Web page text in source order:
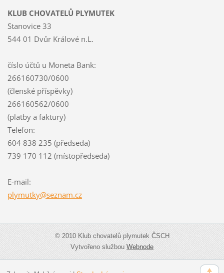
KLUB CHOVATELŮ PLYMUTEK
Stanovice 33
544 01 Dvůr Králové n.L.
číslo účtů u Moneta Bank:
266160730/0600
(členské příspěvky)
266160562/0600
(platby a faktury)
Telefon:
604 838 235 (předseda)
739 170 112 (místopředseda)
E-mail:
plymutky@seznam.cz
© 2010 Klub chovatelů plymutek ČSCH
Vytvořeno službouWebnode